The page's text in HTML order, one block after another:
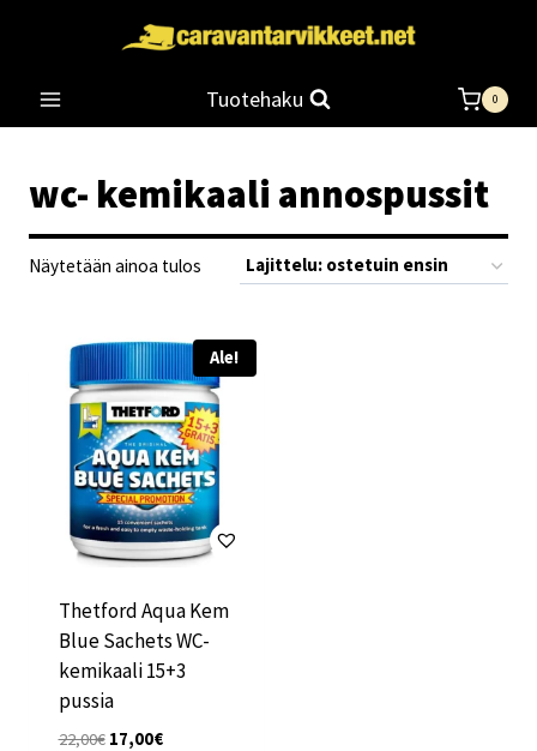
Tuotehaku 0
wc- kemikaali annospussit
Näytetään ainoa tulos
Ale!
Thetford Aqua Kem
Blue Sachets WC-
kemikaali 15+3
pussia
22,00€ Alkuperäinen
17,00€Nykyinen